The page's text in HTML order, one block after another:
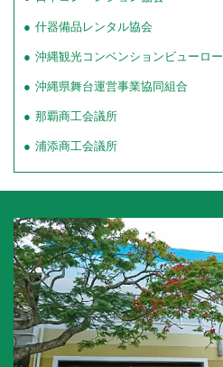
什器備品レンタル協会
沖縄観光コンベンションビューロー
沖縄県舞台運営事業協同組合
那覇商工会議所
浦添商工会議所